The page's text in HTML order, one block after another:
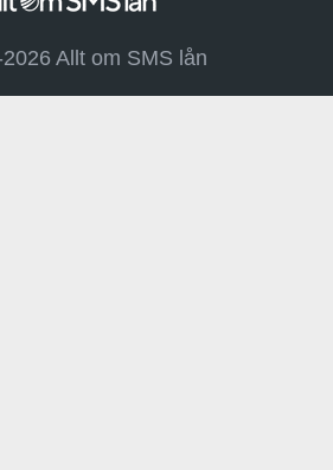
Allt om SMS lån